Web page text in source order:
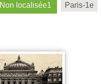
Non localisée1 Paris-1e